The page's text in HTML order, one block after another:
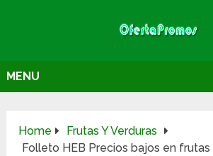
MENU
Home
Frutas Y Verduras
Folleto HEB Precios bajos en